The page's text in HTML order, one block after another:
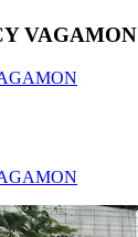
VAGAMON